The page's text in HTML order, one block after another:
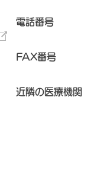
電話番号
FAX番号
近隣の医療機関